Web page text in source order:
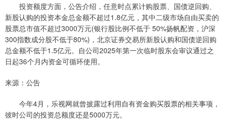
投资额度方面，公告介绍，任意时点累计购股票、国债逆回购、
新股认购的投资本金总金额不超过1.8亿元，其中二级市场自由买卖的
股票总市值不超过3000万元(银行股比例不低于 50%扬帆配资，沪深
300指数成分股不低于80%)，北京证券交易所新股认购和国债逆回购
总金额不低于1.5亿元。自公司2025年第一次临时股东会审议通过之
日起36个月内资金可循环使用。
来源：公告
今年4月，乐视网就曾披露过利用自有资金购买股票的相关事项，
彼时公司的投资总额度还是5000万元。